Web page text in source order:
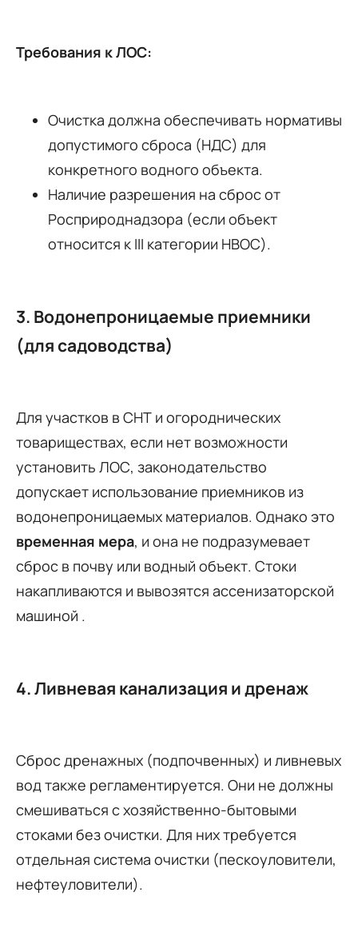
Требования к ЛОС:
Очистка должна обеспечивать нормативы
допустимого сброса (НДС) для
конкретного водного объекта.
Наличие разрешения на сброс от
Росприроднадзора (если объект
относится к III категории НВОС).
3. Водонепроницаемые приемники
(для садоводства)
Для участков в СНТ и огороднических
товариществах, если нет возможности
установить ЛОС, законодательство
допускает использование приемников из
водонепроницаемых материалов. Однако это
временная мера, и она не подразумевает
сброс в почву или водный объект. Стоки
накапливаются и вывозятся ассенизаторской
машиной .
4. Ливневая канализация и дренаж
Сброс дренажных (подпочвенных) и ливневых
вод также регламентируется. Они не должны
смешиваться с хозяйственно-бытовыми
стоками без очистки. Для них требуется
отдельная система очистки (пескоуловители,
нефтеуловители).